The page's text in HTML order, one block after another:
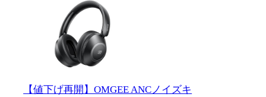
【値下げ再開】OMGEE ANCノイズキ